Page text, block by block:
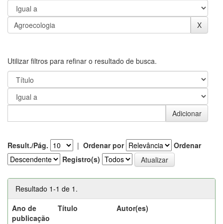
Utilizar filtros para refinar o resultado de busca.
Result./Pág. | Ordenar por
Ordenar
Registro(s)
Resultado 1-1 de 1.
Ano de
publicação
Título Autor(es)